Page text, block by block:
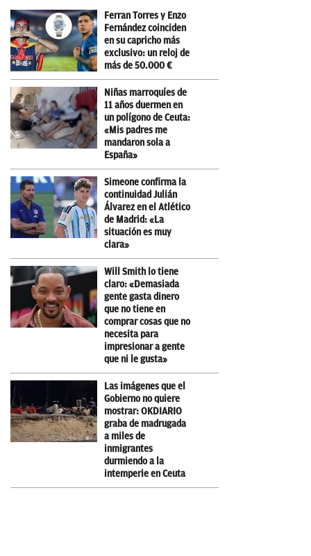
Ferran Torres y Enzo
Fernández coinciden
en su capricho más
exclusivo: un reloj de
más de 50.000 €
Niñas marroquíes de
11 años duermen en
un polígono de Ceuta:
«Mis padres me
mandaron sola a
España»
Simeone confirma la
continuidad Julián
Álvarez en el Atlético
de Madrid: «La
situación es muy
clara»
Will Smith lo tiene
claro: «Demasiada
gente gasta dinero
que no tiene en
comprar cosas que no
necesita para
impresionar a gente
que ni le gusta»
Las imágenes que el
Gobierno no quiere
mostrar: OKDIARIO
graba de madrugada
a miles de
inmigrantes
durmiendo a la
intemperie en Ceuta